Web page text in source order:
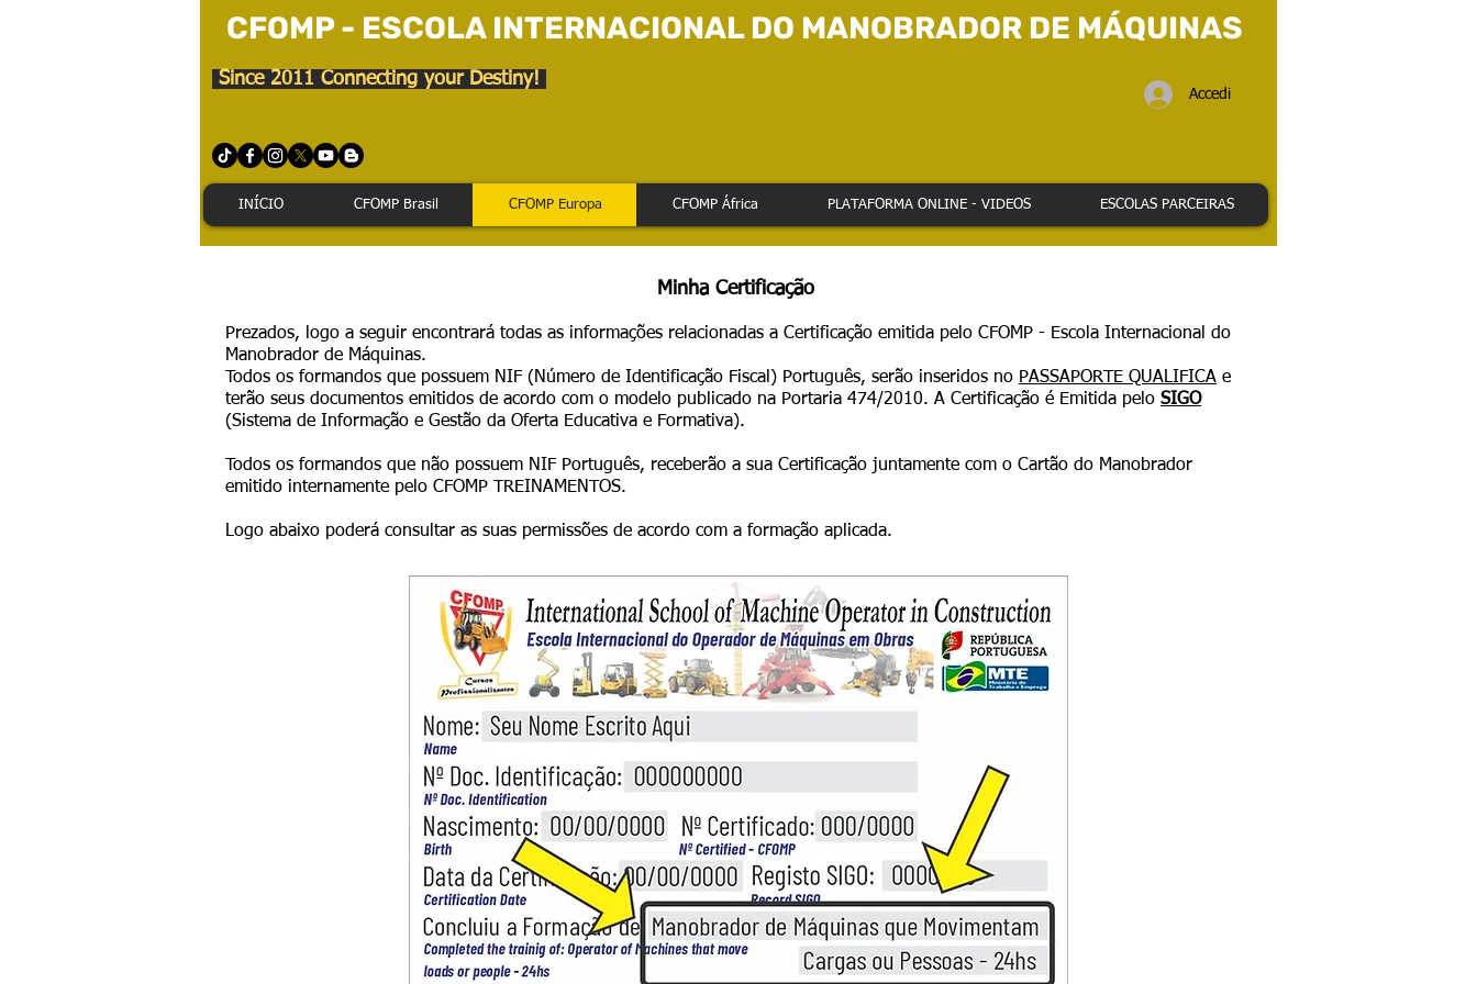
CFOMP - ESCOLA INTERNACIONAL DO MANOBRADOR DE MÁQUINAS
Since 2011 Connecting your Destiny!
Accedi
INÍCIO CFOMP Brasil CFOMP Europa CFOMP África PLATAFORMA ONLINE - VIDEOS ESCOLAS PARCEIRAS
Minha Certificação
Prezados, logo a seguir encontrará todas as informações relacionadas a Certificação emitida pelo CFOMP - Escola Internacional do
Manobrador de Máquinas.
Todos os formandos que possuem NIF (Número de Identificação Fiscal) Português, serão inseridos no PASSAPORTE QUALIFICA e
terão seus documentos emitidos de acordo com o modelo publicado na Portaria 474/2010. A Certificação é Emitida pelo SIGO
(Sistema de Informação e Gestão da Oferta Educativa e Formativa).
Todos os formandos que não possuem NIF Português, receberão a sua Certificação juntamente com o Cartão do Manobrador
emitido internamente pelo CFOMP TREINAMENTOS.
Logo abaixo poderá consultar as suas permissões de acordo com a formação aplicada.